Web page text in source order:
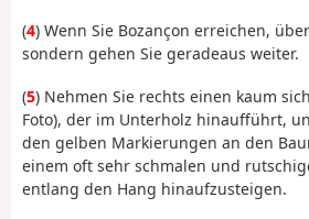
(4) Wenn Sie Bozançon erreichen,
sondern gehen Sie geradeaus weiter.
(5) Nehmen Sie rechts einen kaum
Foto), der im Unterholz hinaufführt,
den gelben Markierungen an den
einem oft sehr schmalen und
entlang den Hang hinaufzusteigen.